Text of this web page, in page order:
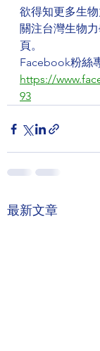
欲得知更多生
關注台灣生物
頁。
Facebook粉絲
https://
93
最新文章